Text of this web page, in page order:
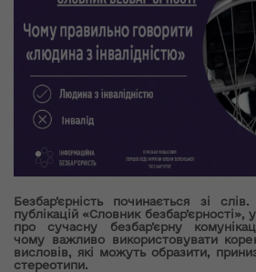
Безбар’єрність починається зі
публікацій «Словник безбар’єрності»,
про сучасну безбар’єрну
чому важливо використовувати
висловів, які можуть образити,
стереотипи.